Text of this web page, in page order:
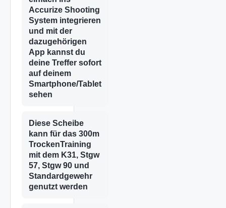
Accurize Shooting
System integrieren
und mit der
dazugehörigen
App kannst du
deine Treffer sofort
auf deinem
Smartphone/Tablet
sehen
Diese Scheibe
kann für das 300m
TrockenTraining
mit dem K31, Stgw
57, Stgw 90 und
Standardgewehr
genutzt werden